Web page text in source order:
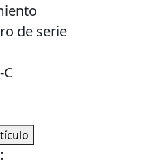
de serie